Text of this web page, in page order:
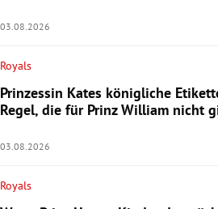
03.08.2026
Royals
Prinzessin Kates königliche
Regel, die für Prinz William nicht
03.08.2026
Royals